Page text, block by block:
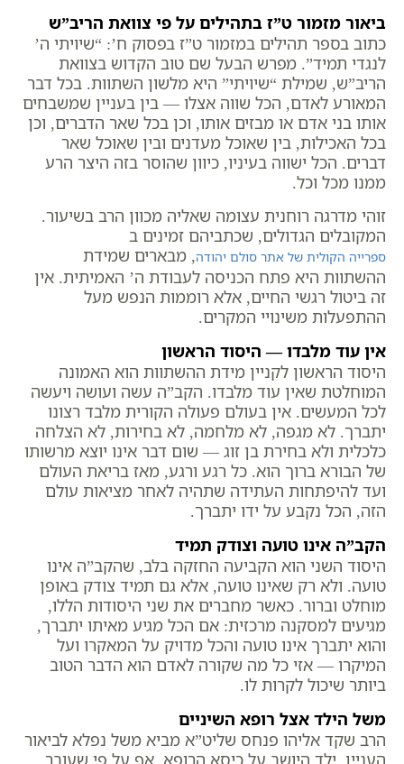
ביאור מזמור ט”ז בתהילים על פי צוואת הריב”ש
כתוב בספר תהילים במזמור ט”ז בפסוק ח’: “שיויתי ה’
לנגדי תמיד”. מפרש הבעל שם טוב הקדוש בצוואת
הריב”ש, שמילת “שיויתי” היא מלשון השתוות. בכל דבר
המאורע לאדם, הכל שווה אצלו — בין בעניין שמשבחים
אותו בני אדם או מבזים אותו, וכן בכל שאר הדברים, וכן
בכל האכילות, בין שאוכל מעדנים ובין שאוכל שאר
דברים. הכל ישווה בעיניו, כיוון שהוסר בזה היצר הרע
ממנו מכל וכל.
זוהי מדרגה רוחנית עצומה שאליה מכוון הרב בשיעור.
המקובלים הגדולים, שכתביהם זמינים ב
ספרייה הקולית של אתר סולם יהודה, מבארים שמידת
ההשתוות היא פתח הכניסה לעבודת ה’ האמיתית. אין
זה ביטול רגשי החיים, אלא רוממות הנפש מעל
ההתפעלות משינויי המקרים.
אין עוד מלבדו — היסוד הראשון
היסוד הראשון לקניין מידת ההשתוות הוא האמונה
המוחלטת שאין עוד מלבדו. הקב”ה עשה ועושה ויעשה
לכל המעשים. אין בעולם פעולה הקורית מלבד רצונו
יתברך. לא מגפה, לא מלחמה, לא בחירות, לא הצלחה
כלכלית ולא בחירת בן זוג — שום דבר אינו יוצא מרשותו
של הבורא ברוך הוא. כל רגע ורגע, מאז בריאת העולם
ועד להיפתחות העתידה שתהיה לאחר מציאות עולם
הזה, הכל נקבע על ידו יתברך.
הקב”ה אינו טועה וצודק תמיד
היסוד השני הוא הקביעה החזקה בלב, שהקב”ה אינו
טועה. ולא רק שאינו טועה, אלא גם תמיד צודק באופן
מוחלט וברור. כאשר מחברים את שני היסודות הללו,
מגיעים למסקנה מרכזית: אם הכל מגיע מאיתו יתברך,
והוא יתברך אינו טועה והכל מדויק על המאקרו ועל
המיקרו — אזי כל מה שקורה לאדם הוא הדבר הטוב
ביותר שיכול לקרות לו.
משל הילד אצל רופא השיניים
הרב שקד אליהו פנחס שליט”א מביא משל נפלא לביאור
העניין. ילד היושב על כיסא הרופא, אף על פי שעובר